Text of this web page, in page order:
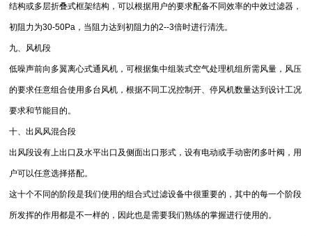
结构或多层折叠式框架结构，可以根据用户的要求配备不同效率的中效过滤器，
初阻力为30-50Pa，当阻力达到初阻力的2--3倍时进行清洗。
九、风机段
低噪声前向多翼离心式通风机，可根据集中组装式空气处理机组所需风量，风压
的要求任意组合使用多台风机，根据不同工况控制开、停风机数量达到设计工况
要求和节能目的。
十、出风风混合段
出风段设有上出口及水平出口及侧面出口形式，设有电动或手动密闭多叶阀，用
户可以任意选择搭配。
这十个不同的阶段是我们使用的组合式过滤设备中很重要的，其中的每一个阶段
所发挥的作用都是不一样的，因此也是需要我们熟练的掌握进行使用的。